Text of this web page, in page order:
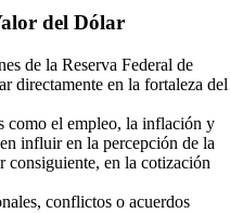
del Dólar
de la Reserva Federal de
directamente en la fortaleza del
como el empleo, la inflación y
influir en la percepción de la
consiguiente, en la cotización
conflictos o acuerdos